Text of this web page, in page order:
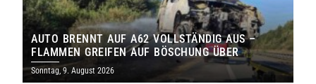
AUTO BRENNT AUF A62 VOLLSTÄNDIG AUS –
FLAMMEN GREIFEN AUF BÖSCHUNG ÜBER
Sonntag, 9. August 2026